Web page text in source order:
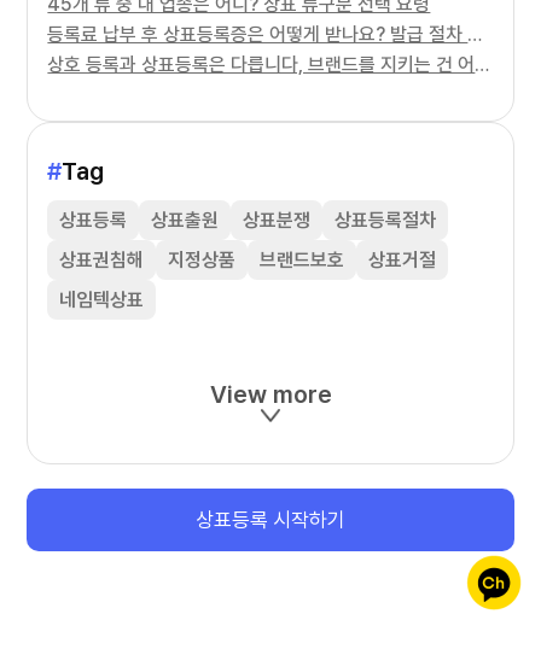
등록료 납부 후 상표등록증은 어떻게 받나요? 발급 절차 정리
상호 등록과 상표등록은 다릅니다, 브랜드를 지키는 건 어느 쪽일까
#Tag
상표등록 상표출원 상표분쟁
상표등록절차
상표권침해
지정상품 브랜드보호
상표거절
네임텍상표
View more
상표등록 시작하기